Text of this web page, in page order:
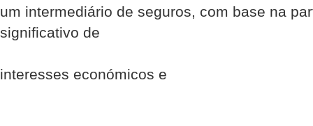
um intermediário de seguros, com base na
significativo de
interesses económicos e